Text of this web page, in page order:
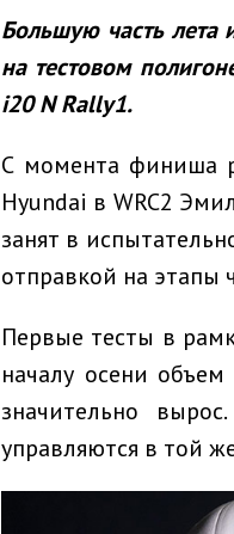
Большую часть лета
на тестовом
i20N Rally1.
С момента финиша
Hyundai в WRC2
занят в
отправкой на этапы
Первые тесты в
началу осени
значительно
управляются в той